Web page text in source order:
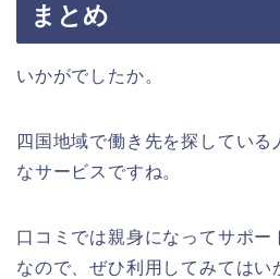
まとめ
いかがでしたか。
四国地域で働き先を探している
なサービスですね。
口コミでは親身になってサポー
なので、ぜひ利用してみてはい